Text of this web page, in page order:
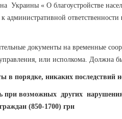
Украины « О благоустройстве
административной ответственности
документы на временные
или исполкома. Должна
в порядке, никаких последствий
при возможных других
(850-1700) грн